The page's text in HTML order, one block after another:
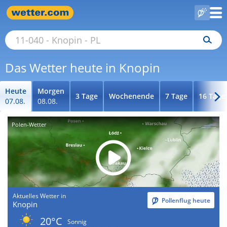
Das Wetter heute in Knopin
Heute
07.08.
Morgen
08.08.
3 Tage Wochenende 7 Tage 16 Tage
Polen-Wetter
Aktuelles Wetter in
Knopin Pollenflug heute
20°C
Sonnig